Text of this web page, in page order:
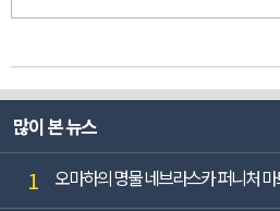
많이 본 뉴스
1 오마하의 명물 네브라스카 퍼니처